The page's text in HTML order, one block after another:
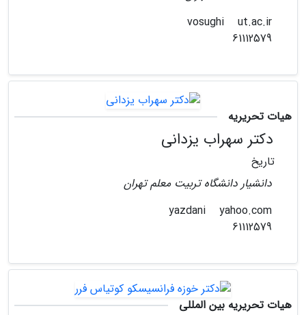
ut.ac.ir
هیات تحریریه
دکتر سهراب یزدانی
تاریخ
دانشیار دانشگاه تربیت معلم تهران
yahoo.com
هیات تحریریه بین المللی